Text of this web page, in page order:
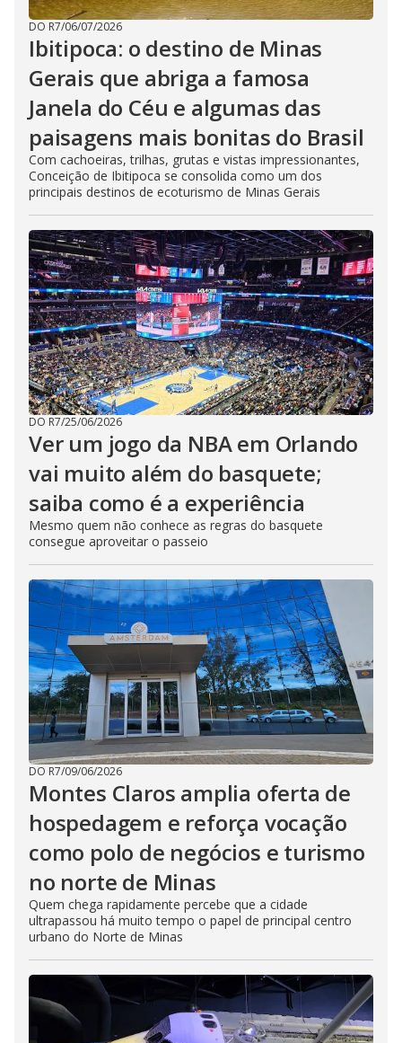
DO R7/06/07/2026
Ibitipoca: o destino de Minas
Gerais que abriga a famosa
Janela do Céu e algumas das
paisagens mais bonitas do Brasil
Com cachoeiras, trilhas, grutas e vistas impressionantes,
Conceição de Ibitipoca se consolida como um dos
principais destinos de ecoturismo de Minas Gerais
DO R7/25/06/2026
Ver um jogo da NBA em Orlando
vai muito além do basquete;
saiba como é a experiência
Mesmo quem não conhece as regras do basquete
consegue aproveitar o passeio
DO R7/09/06/2026
Montes Claros amplia oferta de
hospedagem e reforça vocação
como polo de negócios e turismo
no norte de Minas
Quem chega rapidamente percebe que a cidade
ultrapassou há muito tempo o papel de principal centro
urbano do Norte de Minas